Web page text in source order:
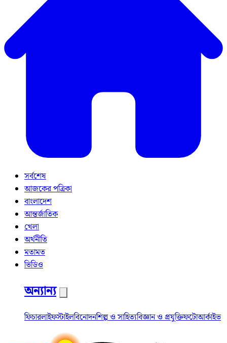
সর্বশেষ
আজকের পত্রিকা
বাংলাদেশ
আন্তর্জাতিক
খেলা
অর্থনীতি
মতামত
ভিডিও
অন্যান্য
ফিচারলাইফস্টাইলবিনোদনশিল্প ও সাহিত্যবিজ্ঞান ও প্রযুক্তিফটোআর্কাইভ